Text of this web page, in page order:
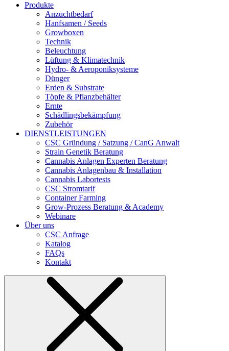
Produkte
Anzuchtbedarf
Hanfsamen / Seeds
Growboxen
Technik
Beleuchtung
Lüftung & Klimatechnik
Hydro- & Aeroponiksysteme
Dünger
Erden & Substrate
Töpfe & Pflanzbehälter
Ernte
Schädlingsbekämpfung
Zubehör
DIENSTLEISTUNGEN
CSC Gründung / Satzung / CanG Anwalt
Strain Genetik Beratung
Cannabis Anlagen Experten Beratung
Cannabis Anlagenbau & Installation
Cannabis Labortests
CSC Stromtarif
Container Farming
Grow-Prozess Beratung & Academy
Webinare
Über uns
CSC Anfrage
Katalog
FAQs
Kontakt